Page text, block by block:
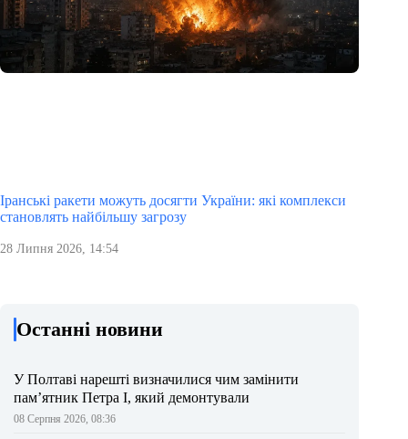
Іранські ракети можуть досягти України: які комплекси
становлять найбільшу загрозу
28 Липня 2026, 14:54
Останні новини
У Полтаві нарешті визначилися чим замінити
пам’ятник Петра І, який демонтували
08 Серпня 2026, 08:36